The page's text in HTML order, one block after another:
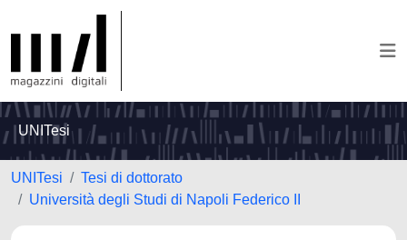
UNITesi
UNITesi
Tesi di dottorato
Università degli Studi di Napoli Federico II